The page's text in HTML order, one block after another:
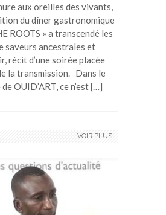
aux oreilles des vivants,
du dîner gastronomique
ROOTS » a transcendé les
saveurs ancestrales et
récit d’une soirée placée
la transmission. Dans le
OUID’ART, ce n’est […]
VOIR PLUS